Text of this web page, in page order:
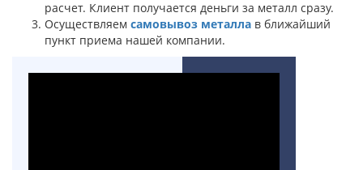
расчет. Клиент получается деньги за металл сразу.
Осуществляем самовывоз металла в ближайший
пункт приема нашей компании.